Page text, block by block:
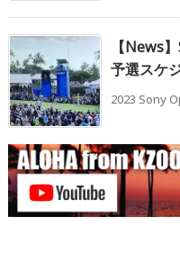
【News
予選スケ
2023 Sony